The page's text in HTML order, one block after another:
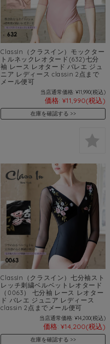
ClassIn（クラスイン）モックター
トルネックレオタード(632)七分
袖 レース レオタード バレエ ジュ
ニア レディース classin 2点まで
メール便可
当店通常価格: ¥11,990(税込)
価格: ¥11,990(税込)
在庫を確認する
ClassIn（クラスイン）七分袖スト
レッチ刺繍ベルベットレオタード
（0063） 七分袖 レース レオター
ド バレエ ジュニア レディース
classin 2点までメール便可
当店通常価格: ¥14,200(税込)
価格: ¥14,200(税込)
在庫を確認する